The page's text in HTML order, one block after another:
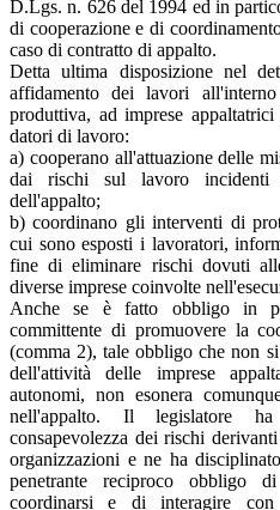
D.Lgs. n. 626 del 1994 ed in
di cooperazione e di
caso di contratto di appalto.
Detta ultima disposizione nel
affidamento dei lavori
produttiva, ad imprese
datori di lavoro:
a) cooperano all'attuazione delle
dai rischi sul lavoro incidenti
dell'appalto;
b) coordinano gli interventi di
cui sono esposti i lavoratori,
fine di eliminare rischi dovuti
diverse imprese coinvolte
Anche se è fatto obbligo in
committente di promuovere la
(comma 2), tale obbligo che non
dell'attività delle imprese
autonomi, non esonera
nell'appalto. Il legislatore
consapevolezza dei rischi
organizzazioni e ne ha
penetrante reciproco
coordinarsi e di interagire